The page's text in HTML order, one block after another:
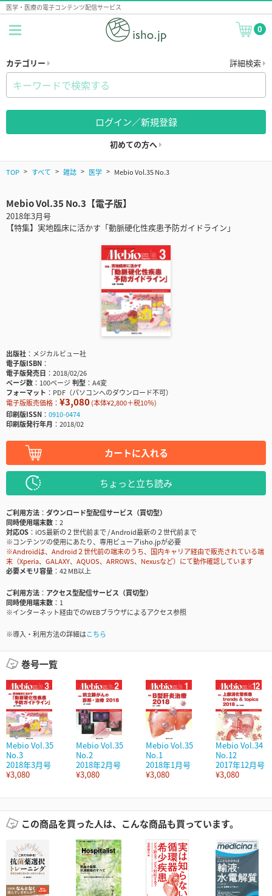
医学・医療の電子コンテンツ配信サービス
0
カテゴリー 詳細検索
ログイン／新規登録
初めての方へ
TOP すべて 雑誌 医学 Mebio Vol.35 No.3
Mebio Vol.35 No.3【電子版】
2018年3月号
【特集】実地臨床に活かす「動脈硬化性疾患予防ガイドライン」
出版社
メジカルビュー社
電子版ISBN
電子版発売日
2018/02/26
ページ数
100ページ判型
A4変
フォーマット
PDF（パソコンへのダウンロード不可）
電子版販売価格： ¥3,080(本体¥2,800＋税10％)
印刷版ISSN
0910-0474
印刷版発行年月
2018/02
カートに入れる
ちょっと立ち読み
ご利用方法
ダウンロード型配信サービス（買切型）
同時使用端末数
2
対応OS
iOS最新の２世代前まで / Android最新の２世代前まで
※コンテンツの使用にあたり、専用ビューアisho.jpが必要
※Androidは、Android２世代前の端末のうち、国内キャリア経由で販売されている端
末（Xperia、GALAXY、AQUOS、ARROWS、Nexusなど）にて動作確認しています
必要メモリ容量
42 MB以上
ご利用方法
アクセス型配信サービス（買切型）
同時使用端末数
1
※インターネット経由でのWEBブラウザによるアクセス参照
※導入・利用方法の詳細はこちら
巻号一覧
Mebio Vol.35
No.3
2018年3月号
¥3,080
Mebio Vol.35
No.2
2018年2月号
¥3,080
Mebio Vol.35
No.1
2018年1月号
¥3,080
Mebio Vol.34
No.12
2017年12月号
¥3,080
この商品を買った人は、こんな商品も買っています。